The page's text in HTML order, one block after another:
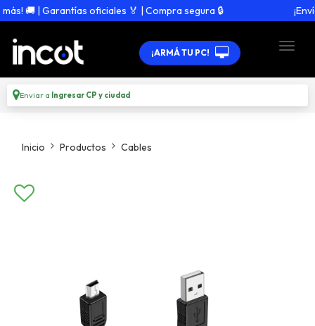
🚚 | Garantías oficiales 🏅 | Compra segura 🔒
¡ARMÁ TU PC!
Enviar a Ingresar CP y ciudad
Inicio Productos Cables